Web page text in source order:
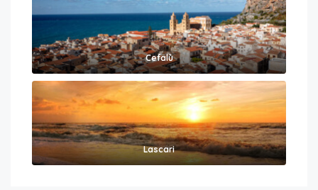
Cefalù
Lascari